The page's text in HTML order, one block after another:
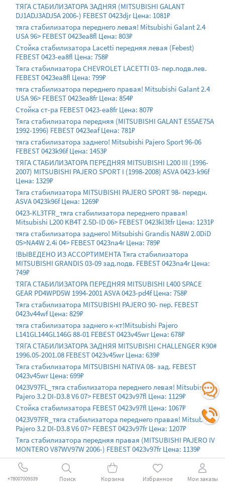
ТЯГА СТАБИЛИЗАТОРА ЗАДНЯЯ (MITSUBISHI GALANT
DJ1ADJ3ADJ5A 2006-) FEBEST 0423djr Цена: 1081₽
тяга стабилизатора переднего левая! Mitsubishi Galant 2.4
USA 96> FEBEST 0423ea8fl Цена: 803₽
Стойка стабилизатора Lacetti передняя левая (Febest)
FEBEST 0423-ea8fl Цена: 758₽
Тяга стабилизатора CHEVROLET LACETTI 03- пер.подв.лев.
FEBEST 0423ea8fl Цена: 799₽
тяга стабилизатора переднего правая! Mitsubishi Galant 2.4
USA 96> FEBEST 0423ea8fr Цена: 854₽
Стойка ст-ра FEBEST 0423-ea8fr Цена: 807₽
Тяга стабилизатора передняя (MITSUBISHI GALANT E55AE75A
1992-1996) FEBEST 0423eaf Цена: 781₽
тяга стабилизатора заднего! Mitsubishi Pajero Sport 96-06
FEBEST 0423k96f Цена: 1453₽
ТЯГА СТАБИЛИЗАТОРА ПЕРЕДНЯЯ MITSUBISHI L200 III (1996-
2007) MITSUBISHI PAJERO SPORT I (1998-2008) ASVA 0423-k96f
Цена: 1329₽
Тяга стабилизатора MITSUBISHI PAJERO SPORT 98- передн.
ASVA 0423k96f Цена: 1269₽
0423-KL3TFR_тяга стабилизатора переднего правая!
Mitsubishi L200 KB4T 2.5D-ID 06> FEBEST 0423kl3tfr Цена: 1231₽
тяга стабилизатора заднего! Mitsubishi Grandis NA8W 2.0DiD
05>NA4W 2.4i 04> FEBEST 0423na4r Цена: 789₽
!ВЫВЕДЕНО ИЗ АССОРТИМЕНТА Тяга стабилизатора
MITSUBISHI GRANDIS 03-09 зад.подв. FEBEST 0423na4r Цена:
749₽
ТЯГА СТАБИЛИЗАТОРА ПЕРЕДНЯЯ MITSUBISHI L400 SPACE
GEAR PD4WPD5W 1994-2001 ASVA 0423-pd4f Цена: 758₽
Тяга стабилизатора MITSUBISHI PAJERO 90- пер. FEBEST
0423v44wf Цена: 829₽
тяга стабилизатора заднего к-кт!Mitsubishi Pajero
L141GL144GL146G 88-01 FEBEST 0423v45wr Цена: 678₽
ТЯГА СТАБИЛИЗАТОРА ЗАДНЯЯ MITSUBISHI CHALLENGER K90#
1996.05-2001.08 FEBEST 0423v45wr Цена: 639₽
Тяга стабилизатора MITSUBISHI NATIVA 08- зад. FEBEST
0423v45wr Цена: 699₽
0423V97FL_тяга стабилизатора переднего левая! Mitsubishi
Pajero 3.2 DI-D3.8 V6 07> FEBEST 0423v97fl Цена: 1129₽
Стойка стабилизатора FEBEST 0423v97fl Цена: 1067₽
0423V97FR_тяга стабилизатора переднего правая! Mitsubishi
Pajero 3.2 DI-D3.8 V6 07> FEBEST 0423v97fr Цена: 1207₽
Тяга стабилизатора передняя правая (MITSUBISHI PAJERO IV
MONTERO V87WV97W 2006-) FEBEST 0423v97fr Цена: 1139₽
Тяга датчика положения кузова MITSUBISHI PAJERO 06-
FEBEST 0423v97r Цена: 3999₽
ТЯГА СТАБИЛИЗАТОРА ПЕРЕДНЯЯ MITSUBISHI COLT VI (2002-
+78007009339 Поиск Корзина Избранное Мои заказы